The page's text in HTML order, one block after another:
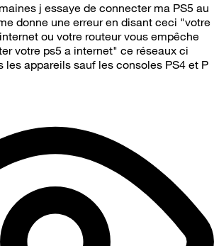
j essaye de connecter ma PS5 au
donne une erreur en disant ceci "votre
ou votre routeur vous empêche
votre ps5 a internet" ce réseaux ci
les appareils sauf les consoles PS4 et P